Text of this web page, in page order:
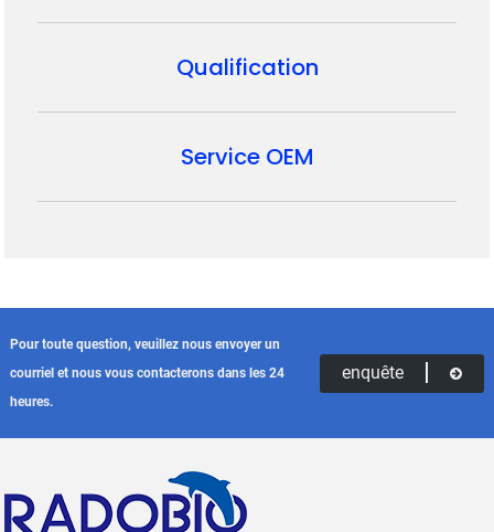
Qualification
Service OEM
Pour toute question, veuillez nous envoyer un
courriel et nous vous contacterons dans les 24
heures.
enquête